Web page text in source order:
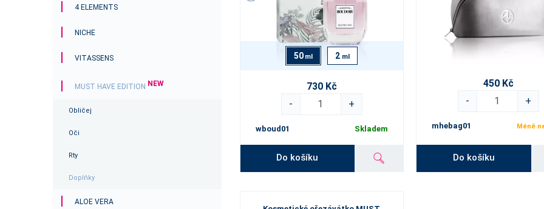
4 ELEMENTS
NICHE
VITASSENS
MUST HAVE EDITION NEW
Obličej
Oči
Rty
Doplňky
ALOE VERA
50 ml 2 ml
730 Kč
-
+
wboud01 Skladem
Do košíku
450 Kč
-
+
mhebag01 Méně
Do košíku